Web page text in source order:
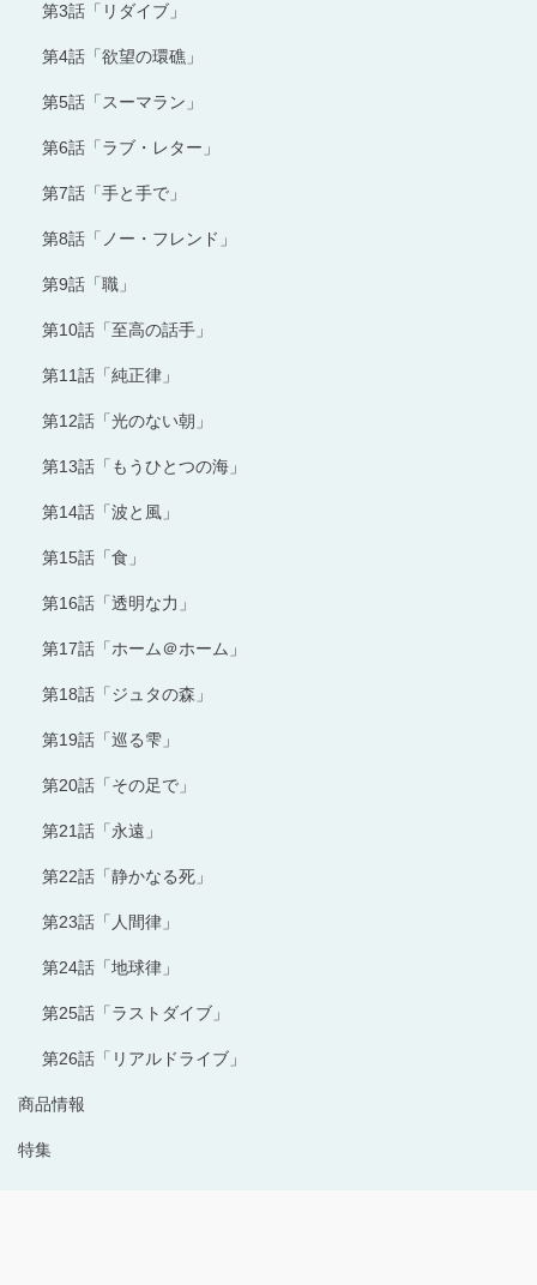
第3話「リダイブ」
第4話「欲望の環礁」
第5話「スーマラン」
第6話「ラブ・レター」
第7話「手と手で」
第8話「ノー・フレンド」
第9話「職」
第10話「至高の話手」
第11話「純正律」
第12話「光のない朝」
第13話「もうひとつの海」
第14話「波と風」
第15話「食」
第16話「透明な力」
第17話「ホーム＠ホーム」
第18話「ジュタの森」
第19話「巡る雫」
第20話「その足で」
第21話「永遠」
第22話「静かなる死」
第23話「人間律」
第24話「地球律」
第25話「ラストダイブ」
第26話「リアルドライブ」
商品情報
特集